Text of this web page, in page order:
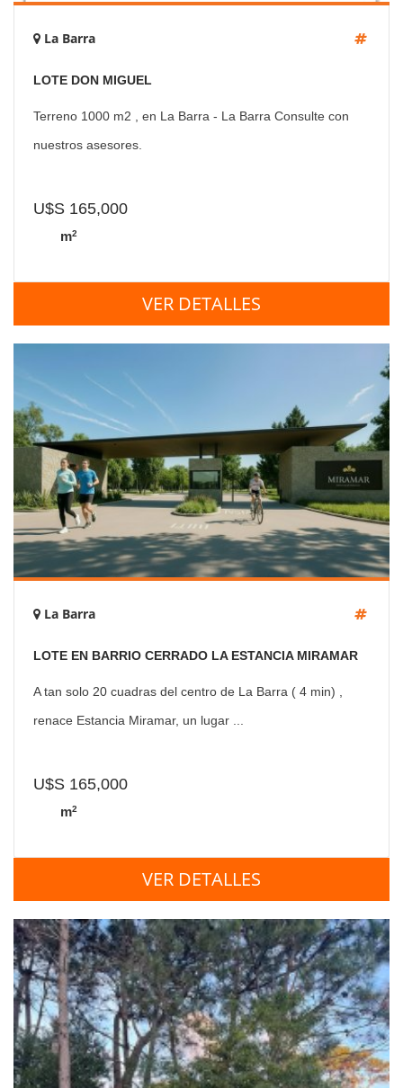
La Barra
LOTE DON MIGUEL
Terreno 1000 m2 , en La Barra - La Barra Consulte con
nuestros asesores.
U$S 165,000
m2
VER DETALLES
La Barra
LOTE EN BARRIO CERRADO LA ESTANCIA MIRAMAR
LA BARRA PUNTA DEL ESTE
A tan solo 20 cuadras del centro de La Barra ( 4 min) ,
renace Estancia Miramar, un lugar ...
U$S 165,000
m2
VER DETALLES